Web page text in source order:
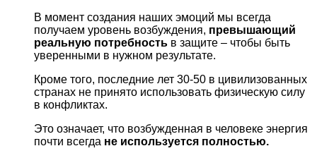
В момент создания наших эмоций мы всегда
получаем уровень возбуждения, превышающий
реальную потребность в защите – чтобы быть
уверенными в нужном результате.
Кроме того, последние лет 30-50 в цивилизованных
странах не принято использовать физическую силу
в конфликтах.
Это означает, что возбужденная в человеке энергия
почти всегда не используется полностью.